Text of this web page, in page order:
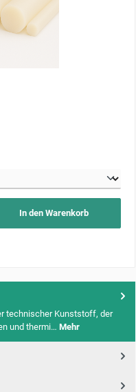
In den Warenkorb
technischer Kunststoff, der
und thermi… Mehr